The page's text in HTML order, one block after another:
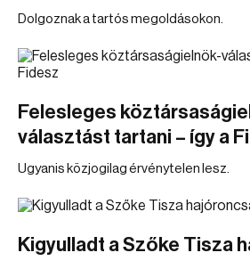
Dolgoznak a tartós megoldásokon.
Felesleges
választást tartani – így a
Ugyanis közjogilag érvénytelen lesz.
Kigyulladt a Szőke Tisza